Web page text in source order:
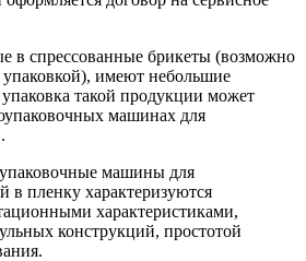
в спрессованные брикеты (возможно
имеют небольшие
такой продукции может
машинах для
машины для
в пленку характеризуются
характеристиками,
конструкций, простотой